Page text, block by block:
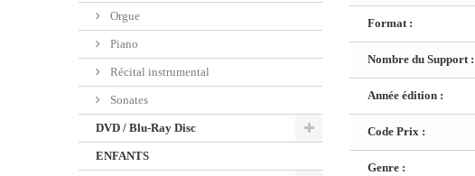
Orgue
Piano
Récital instrumental
Sonates
DVD / Blu-Ray Disc
ENFANTS
Format :
Nombre du Support :
Année édition :
Code Prix :
Genre :